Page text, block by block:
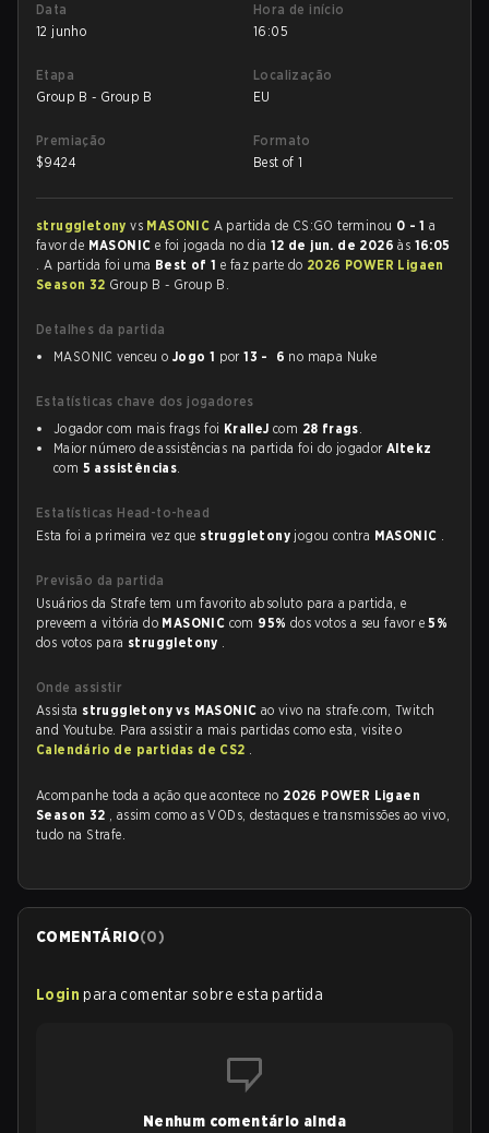
Data
12 junho
Hora de início
16:05
Etapa
Group B - Group B
Localização
EU
Premiação
$9424
Formato
Best of 1
struggletonyvs MASONIC A partida de CS:GO terminou 0 - 1 a
favor de MASONIC e foi jogada no dia 12 de jun. de 2026às 16:05
. A partida foi uma Best of 1 e faz parte do 2026 POWER Ligaen
Season 32 Group B - Group B.
Detalhes da partida
MASONIC venceu o Jogo 1 por13 - 6 no mapa Nuke
Estatísticas chave dos jogadores
Jogador com mais frags foi KralleJ com 28 frags.
Maior número de assistências na partida foi do jogador Altekz
com 5 assistências.
Estatísticas Head-to-head
Esta foi a primeira vez que struggletony jogou contra MASONIC .
Previsão da partida
Usuários da Strafe tem um favorito absoluto para a partida, e
preveem a vitória do MASONIC com 95% dos votos a seu favor e5%
dos votos para struggletony .
Onde assistir
Assista struggletony vs MASONIC ao vivo na strafe.com, Twitch
and Youtube. Para assistir a mais partidas como esta, visite o
Calendário de partidas de CS2 .
Acompanhe toda a ação que acontece no 2026 POWER Ligaen
Season 32 , assim como as VODs, destaques e transmissões ao vivo,
tudo na Strafe.
COMENTÁRIO(0)
Login para comentar sobre esta partida
Nenhum comentário ainda